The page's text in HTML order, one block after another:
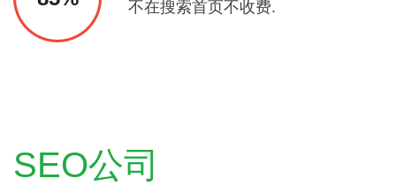
不在搜索首页不收费.
SEO公司